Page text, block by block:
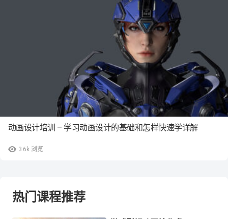
3.6k 浏览
动画设计培训 – 学习动画设计的基础和怎样快速学详解
热门课程推荐